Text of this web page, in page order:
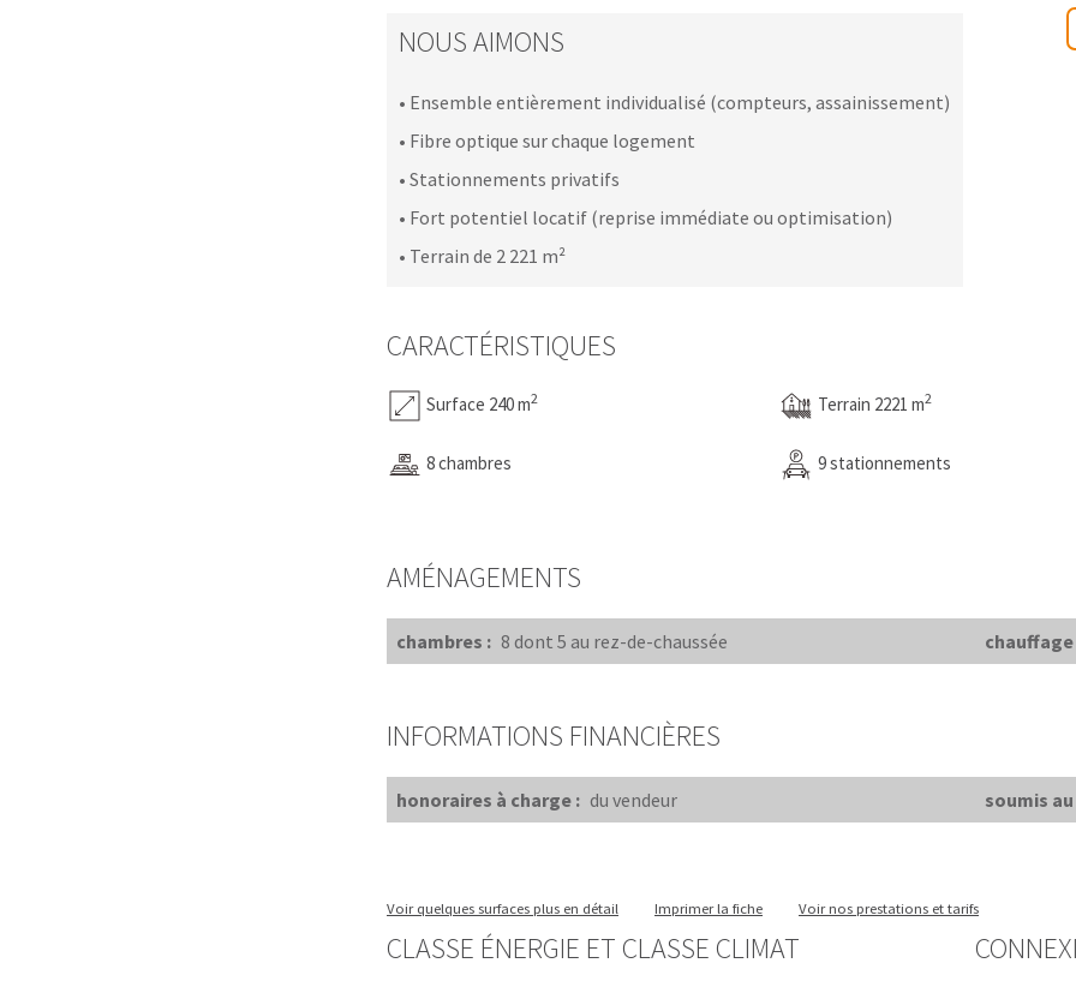
NOUS AIMONS
• Ensemble entièrement individualisé (compteurs, assainissement)
• Fibre optique sur chaque logement
• Stationnements privatifs
• Fort potentiel locatif (reprise immédiate ou optimisation)
• Terrain de 2 221 m²
CARACTÉRISTIQUES
Surface 240 m2 Terrain 2221 m2
8 chambres 9 stationnements
AMÉNAGEMENTS
chambres : 8 dont 5 au rez-de-chaussée chauffage
INFORMATIONS FINANCIÈRES
honoraires à charge : du vendeur soumis
Voir quelques surfaces plus en détail Imprimer la fiche Voir nos prestations et tarifs
CLASSE ÉNERGIE ET CLASSE CLIMAT